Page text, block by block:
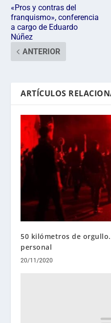
«Pros y contras del
franquismo», conferencia
a cargo de Eduardo
Núñez
ANTERIOR
ARTÍCULOS
50 kilómetros de
personal
20/11/2020